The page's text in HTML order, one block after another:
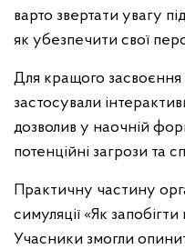
варто звертати увагу
як убезпечити свої
Для кращого засвоєння
застосували
дозволив у наочній
потенційні загрози та
Практичну частину
симуляції «Як
Учасники змогли